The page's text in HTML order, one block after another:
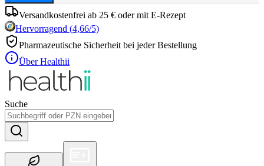
Versandkostenfrei ab 25 € oder mit E-Rezept
Hervorragend (4,66/5)
Pharmazeutische Sicherheit bei jeder Bestellung
Über Healthii
Suche